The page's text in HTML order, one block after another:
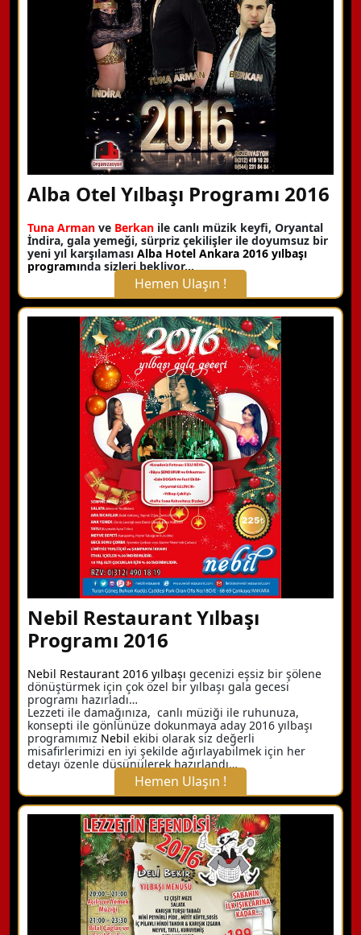
Detaylı Bilgi Alın
Alba Otel Yılbaşı Programı 2016
Tuna Arman ve Berkan ile canlı müzik keyfi, Oryantal
İndira, gala yemeği, sürpriz çekilişler ile doyumsuz bir
yeni yıl karşılaması Alba Hotel Ankara 2016 yılbaşı
programında sizleri bekliyor…
Hemen Ulaşın !
X Kapat
WhatsApp ile Bilgi Alın
Hemen Arayın
Detaylı Bilgi Alın
Nebil Restaurant Yılbaşı
Programı 2016
Nebil Restaurant 2016 yılbaşı gecenizi eşsiz bir şölene
dönüştürmek için çok özel bir yılbaşı gala gecesi
programı hazırladı…
Lezzeti ile damağınıza, canlı müziği ile ruhunuza,
konsepti ile gönlünüze dokunmaya aday 2016 yılbaşı
programımız Nebil ekibi olarak siz değerli
misafirlerimizi en iyi şekilde ağırlayabilmek için her
detayı özenle düşünülerek hazırlandı…
Hemen Ulaşın !
X Kapat
WhatsApp ile Bilgi Alın
Hemen Arayın